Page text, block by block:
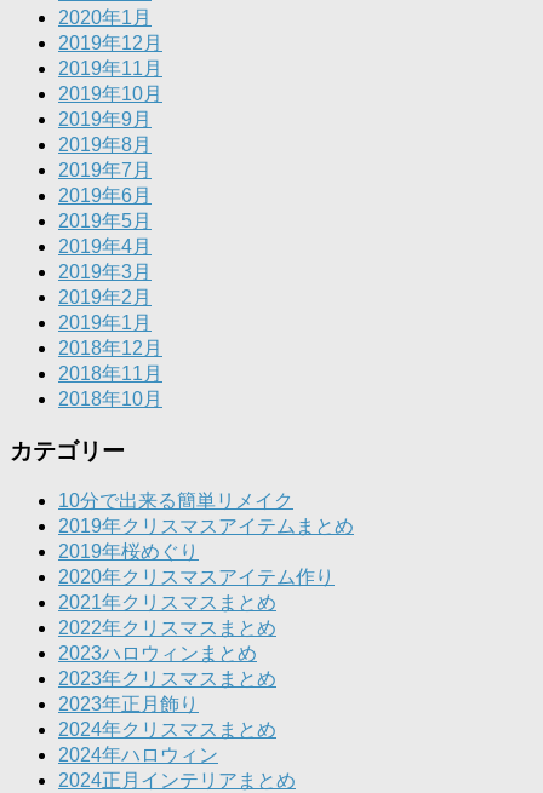
2020年1月
2019年12月
2019年11月
2019年10月
2019年9月
2019年8月
2019年7月
2019年6月
2019年5月
2019年4月
2019年3月
2019年2月
2019年1月
2018年12月
2018年11月
2018年10月
カテゴリー
10分で出来る簡単リメイク
2019年クリスマスアイテムまとめ
2019年桜めぐり
2020年クリスマスアイテム作り
2021年クリスマスまとめ
2022年クリスマスまとめ
2023ハロウィンまとめ
2023年クリスマスまとめ
2023年正月飾り
2024年クリスマスまとめ
2024年ハロウィン
2024正月インテリアまとめ